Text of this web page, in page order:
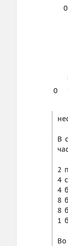
0
0
В
2
4
4
8
8
1